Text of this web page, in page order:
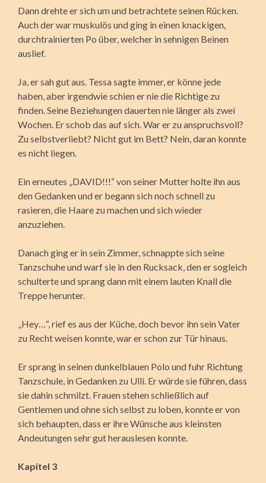
Dann drehte er sich um und betrachtete seinen Rücken.
Auch der war muskulös und ging in einen knackigen,
durchtrainierten Po über, welcher in sehnigen Beinen
auslief.
Ja, er sah gut aus. Tessa sagte immer, er könne jede
haben, aber irgendwie schien er nie die Richtige zu
finden. Seine Beziehungen dauerten nie länger als zwei
Wochen. Er schob das auf sich. War er zu anspruchsvoll?
Zu selbstverliebt? Nicht gut im Bett? Nein, daran konnte
es nicht liegen.
Ein erneutes „DAVID!!!“ von seiner Mutter holte ihn aus
den Gedanken und er begann sich noch schnell zu
rasieren, die Haare zu machen und sich wieder
anzuziehen.
Danach ging er in sein Zimmer, schnappte sich seine
Tanzschuhe und warf sie in den Rucksack, den er sogleich
schulterte und sprang dann mit einem lauten Knall die
Treppe herunter.
„Hey…“, rief es aus der Küche, doch bevor ihn sein Vater
zu Recht weisen konnte, war er schon zur Tür hinaus.
Er sprang in seinen dunkelblauen Polo und fuhr Richtung
Tanzschule, in Gedanken zu Ulli. Er würde sie führen, dass
sie dahin schmilzt. Frauen stehen schließlich auf
Gentlemen und ohne sich selbst zu loben, konnte er von
sich behaupten, dass er ihre Wünsche aus kleinsten
Andeutungen sehr gut herauslesen konnte.
Kapitel 3